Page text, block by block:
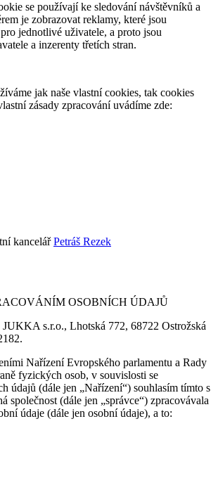
se používají ke sledování návštěvníků a
je zobrazovat reklamy, které jsou
jednotlivé uživatele, a proto jsou
a inzerenty třetích stran.
jak naše vlastní cookies, tak cookies
zásady zpracování uvádíme zde:
kancelářPetráš Rezek
OSOBNÍCH ÚDAJŮ
s.r.o., Lhotská 772, 68722 Ostrožská
Nařízení Evropského parlamentu a Rady
fyzických osob, v souvislosti se
údajů (dále jen „Nařízení“) souhlasím tímto s
společnost (dále jen „správce“) zpracovávala
údaje (dále jen osobní údaje), a to: